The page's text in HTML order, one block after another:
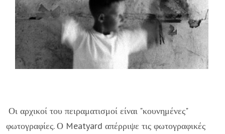
Οι αρχικοί του πειραματισμοί είναι "κουνημένες"
φωτογραφίες. Ο Meatyard απέρριψε τις φωτογραφικές